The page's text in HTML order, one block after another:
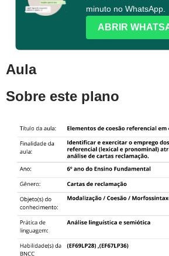
minuto no WhatsApp.
ABRIR
Aula
Sobre este plano